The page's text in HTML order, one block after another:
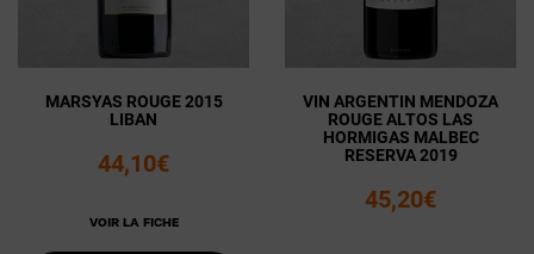
MARSYAS ROUGE 2015
LIBAN
44,10€
Voir la fiche
VIN ARGENTIN MENDOZA
ROUGE ALTOS LAS
HORMIGAS MALBEC
RESERVA 2019
45,20€